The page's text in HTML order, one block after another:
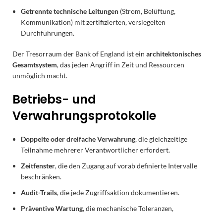
Getrennte technische Leitungen (Strom, Belüftung,
Kommunikation) mit zertifizierten, versiegelten
Durchführungen.
Der Tresorraum der Bank of England ist ein architektonisches
Gesamtsystem, das jeden Angriff in Zeit und Ressourcen
unmöglich macht.
Betriebs- und
Verwahrungsprotokolle
Doppelte oder dreifache Verwahrung, die gleichzeitige
Teilnahme mehrerer Verantwortlicher erfordert.
Zeitfenster, die den Zugang auf vorab definierte Intervalle
beschränken.
Audit-Trails, die jede Zugriffsaktion dokumentieren.
Präventive Wartung, die mechanische Toleranzen,